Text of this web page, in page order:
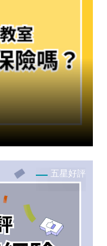
五星好評